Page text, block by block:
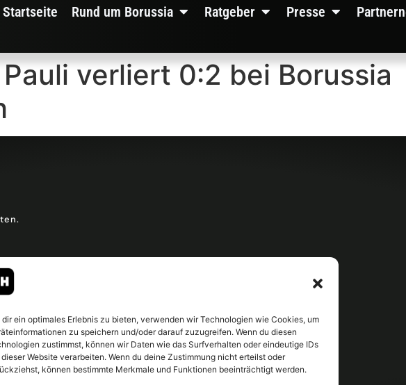
dir ein optimales Erlebnis zu bieten, verwenden wir Technologien wie Cookies, um
zu speichern und/oder darauf zuzugreifen. Wenn du diesen
zustimmst, können wir Daten wie das Surfverhalten oder eindeutige IDs
Website verarbeiten. Wenn du deine Zustimmung nicht erteilst oder
können bestimmte Merkmale und Funktionen beeinträchtigt werden.
Startseite Rund um Borussia Ratgeber Presse
verliert 0:2 bei Borussia